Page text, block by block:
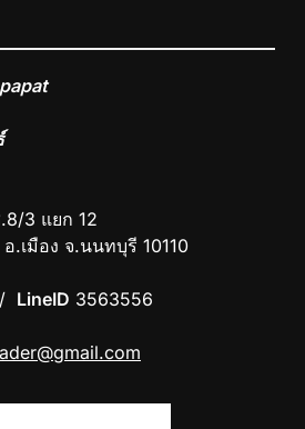
3 แยก 12
.เมือง จ.นนทบุรี 10110
LineID 3563556